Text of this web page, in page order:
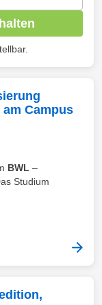
Campus
BWL –
Studium